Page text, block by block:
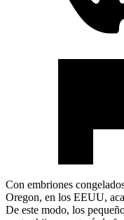
Con embriones
Oregon, en los EEUU,
De este modo, los